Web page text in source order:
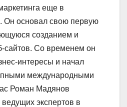
еще в
Он основал свою первую
созданием и
сайтов. Со временем он
интересы и начал
международными
Роман Мадянов
экспертов в